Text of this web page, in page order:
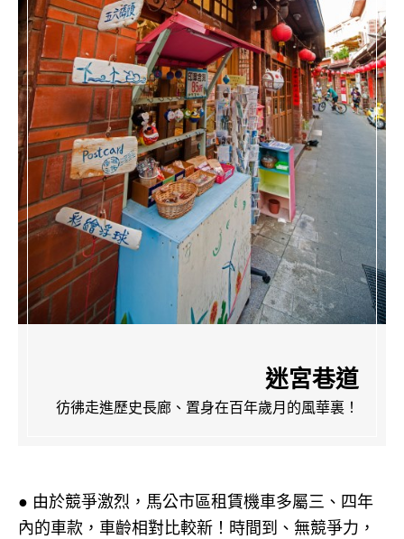
迷宮巷道
彷彿走進歷史長廊、置身在百年歲月的風華裏！
● 由於競爭激烈，馬公市區租賃機車多屬三、四年
內的車款，車齡相對比較新！時間到、無競爭力，